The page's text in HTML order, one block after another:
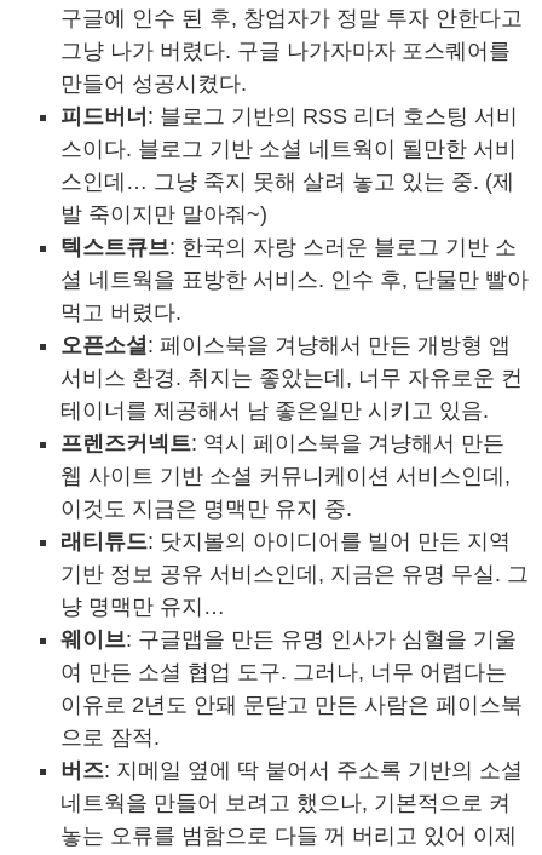
구글에 인수 된 후, 창업자가 정말 투자 안한다고
그냥 나가 버렸다. 구글 나가자마자 포스퀘어를
만들어 성공시켰다.
피드버너 : 블로그 기반의 RSS 리더 호스팅 서비
스이다. 블로그 기반 소셜 네트웍이 될만한 서비
스인데… 그냥 죽지 못해 살려 놓고 있는 중. (제
발 죽이지만 말아줘~)
텍스트큐브: 한국의 자랑 스러운 블로그 기반 소
셜 네트웍을 표방한 서비스. 인수 후, 단물만 빨아
먹고 버렸다.
오픈소셜: 페이스북을 겨냥해서 만든 개방형 앱
서비스 환경. 취지는 좋았는데, 너무 자유로운 컨
테이너를 제공해서 남 좋은일만 시키고 있음.
프렌즈커넥트: 역시 페이스북을 겨냥해서 만든
웹 사이트 기반 소셜 커뮤니케이션 서비스인데,
이것도 지금은 명맥만 유지 중.
래티튜드: 닷지볼의 아이디어를 빌어 만든 지역
기반 정보 공유 서비스인데, 지금은 유명 무실. 그
냥 명맥만 유지…
웨이브: 구글맵을 만든 유명 인사가 심혈을 기울
여 만든 소셜 협업 도구. 그러나, 너무 어렵다는
이유로 2년도 안돼 문닫고 만든 사람은 페이스북
으로 잠적.
버즈: 지메일 옆에 딱 붙어서 주소록 기반의 소셜
네트웍을 만들어 보려고 했으나, 기본적으로 켜
놓는 오류를 범함으로 다들 꺼 버리고 있어 이제